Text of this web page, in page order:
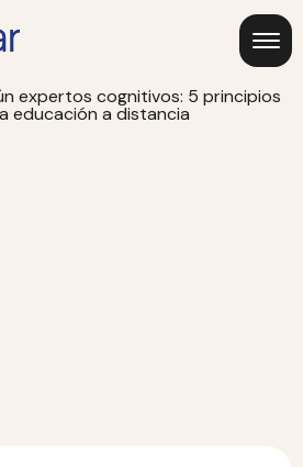
expertos cognitivos: 5 principios
educación a distancia